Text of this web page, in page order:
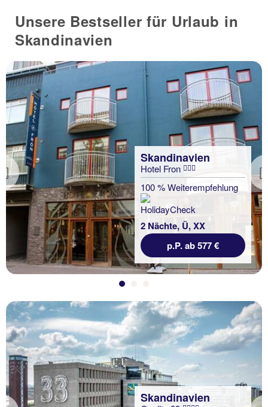
Unsere Bestseller für Urlaub in
Skandinavien
Previous
Skandinavien
Hotel Fron
100 % Weiterempfehlung
2 Nächte, Ü, XX
p.P. ab 577 €
Skandinavien